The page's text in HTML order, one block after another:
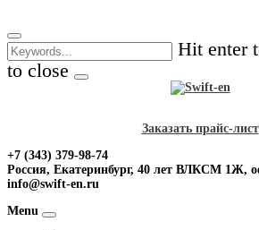
to
content
Hit enter
to close
Заказать прайс-лист
+7 (343) 379-98-74
Россия, Екатеринбург, 40 лет ВЛКСМ 1Ж,
info@swift-en.ru
Menu